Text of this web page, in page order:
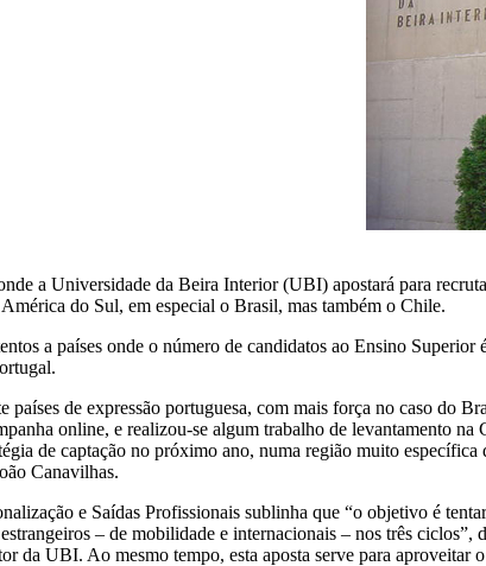
a Universidade da Beira Interior (UBI) apostará para
do Sul, em especial o Brasil, mas também o Chile.
a países onde o número de candidatos ao Ensino Superior
países de expressão portuguesa, com mais força no caso do
online, e realizou-se algum trabalho de levantamento na
de captação no próximo ano, numa região muito específica
Canavilhas.
e Saídas Profissionais sublinha que “o objetivo é
– de mobilidade e internacionais – nos três
da UBI. Ao mesmo tempo, esta aposta serve para aproveitar